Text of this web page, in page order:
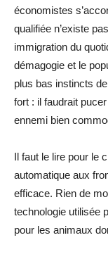
économistes
qualifiée n’existe
immigration du
démagogie et le
plus bas instincts
fort : il faudrait
ennemi bien
Il faut le lire pour le
automatique aux
efficace. Rien de
technologie utilisée
pour les animaux